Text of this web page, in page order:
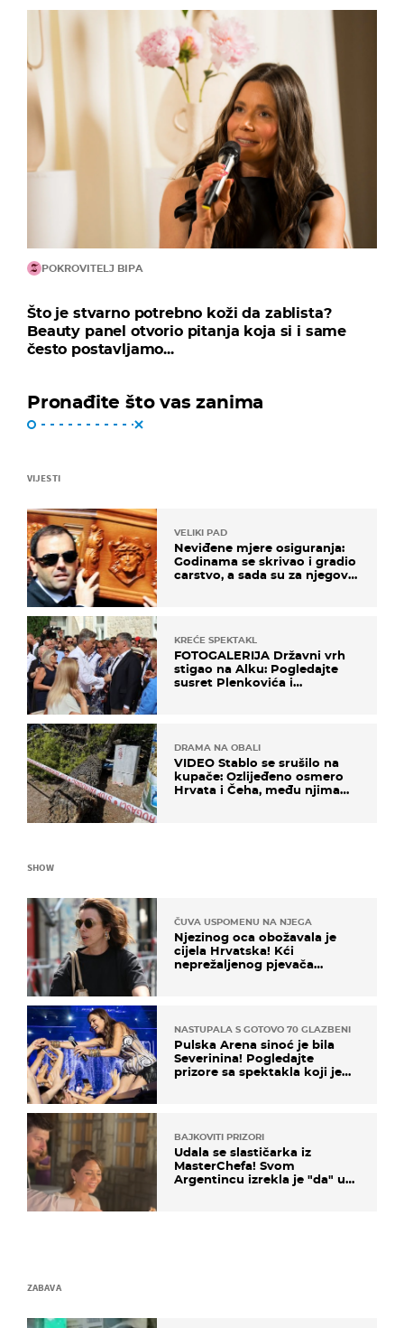
POKROVITELJ BIPA
Što je stvarno potrebno koži da zablista?
Beauty panel otvorio pitanja koja si i same
često postavljamo...
Pronađite što vas zanima
VIJESTI
VELIKI PAD
Neviđene mjere osiguranja:
Godinama se skrivao i gradio
carstvo, a sada su za njegovo
KREĆE SPEKTAKL
FOTOGALERIJA Državni vrh
stigao na Alku: Pogledajte
susret Plenkovića i
DRAMA NA OBALI
VIDEO Stablo se srušilo na
kupače: Ozlijeđeno osmero
Hrvata i Čeha, među njima
SHOW
ČUVA USPOMENU NA NJEGA
Njezinog oca obožavala je
cijela Hrvatska! Kći
neprežaljenog pjevača
NASTUPALA S GOTOVO 70 GLAZBENIKA
Pulska Arena sinoć je bila
Severinina! Pogledajte
prizore sa spektakla koji je
BAJKOVITI PRIZORI
Udala se slastičarka iz
MasterChefa! Svom
Argentincu izrekla je "da" u
ZABAVA